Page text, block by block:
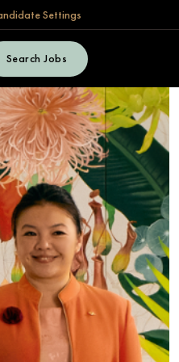
Settings
Search Jobs